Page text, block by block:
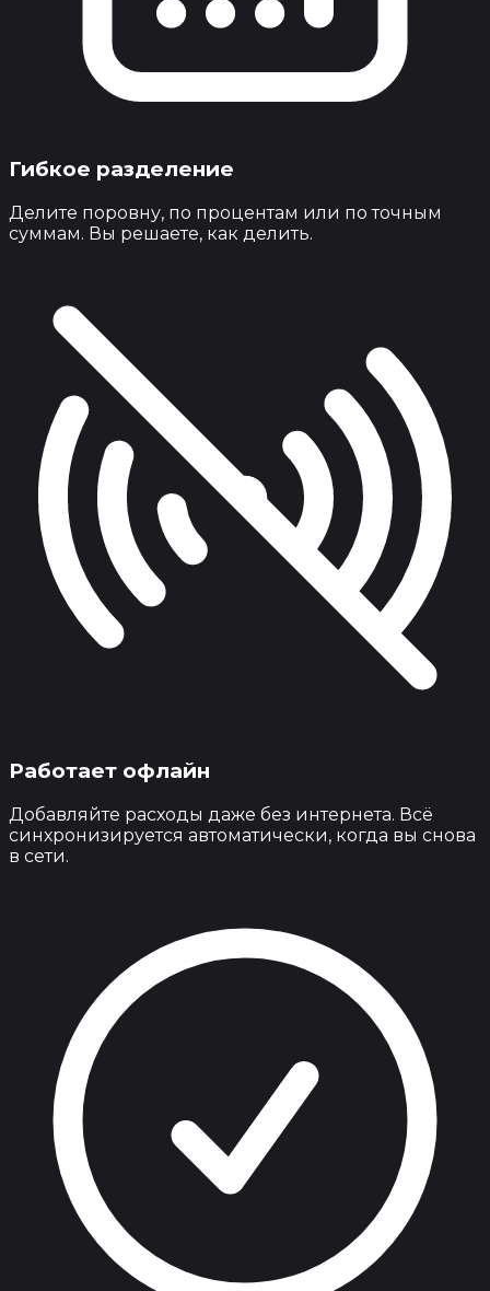
Гибкое разделение
Делите поровну, по процентам или по точным
суммам. Вы решаете, как делить.
Работает офлайн
Добавляйте расходы даже без интернета. Всё
синхронизируется автоматически, когда вы снова
в сети.